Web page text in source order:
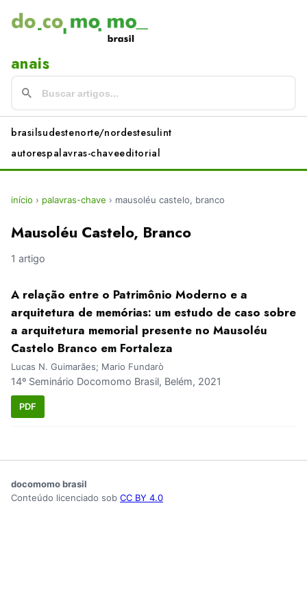
anais
brasilsudestenorte/nordestesulint
autorespalavras-chaveeditorial
início › palavras-chave › mausoléu castelo, branco
Mausoléu Castelo, Branco
1 artigo
A relação entre o Patrimônio Moderno e a
arquitetura de memórias: um estudo de caso sobre
a arquitetura memorial presente no Mausoléu
Castelo Branco em Fortaleza
Lucas N. Guimarães; Mario Fundarò
14º Seminário Docomomo Brasil, Belém, 2021
PDF
docomomo brasil
Conteúdo licenciado sob CC BY 4.0